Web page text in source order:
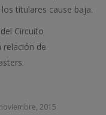
titulares cause baja.
Circuito
relación de
2015